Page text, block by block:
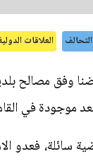
التحالف العلاقات
وفق مصالح
موجودة في
سائلة، فعدو